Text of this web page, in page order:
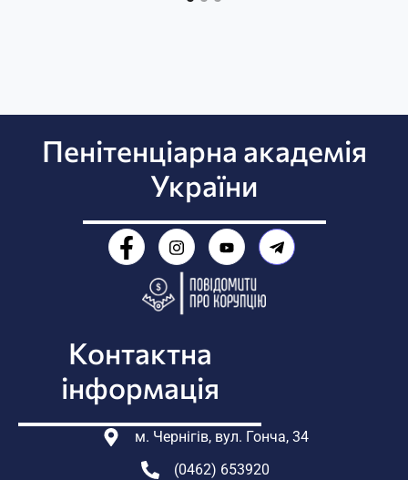
Пенітенціарна академія
України
Контактна
інформація
м. Чернігів, вул. Гонча, 34
(0462) 653920